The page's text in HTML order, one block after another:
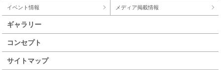
イベント情報 メディア掲載情報
ギャラリー
コンセプト
サイトマップ